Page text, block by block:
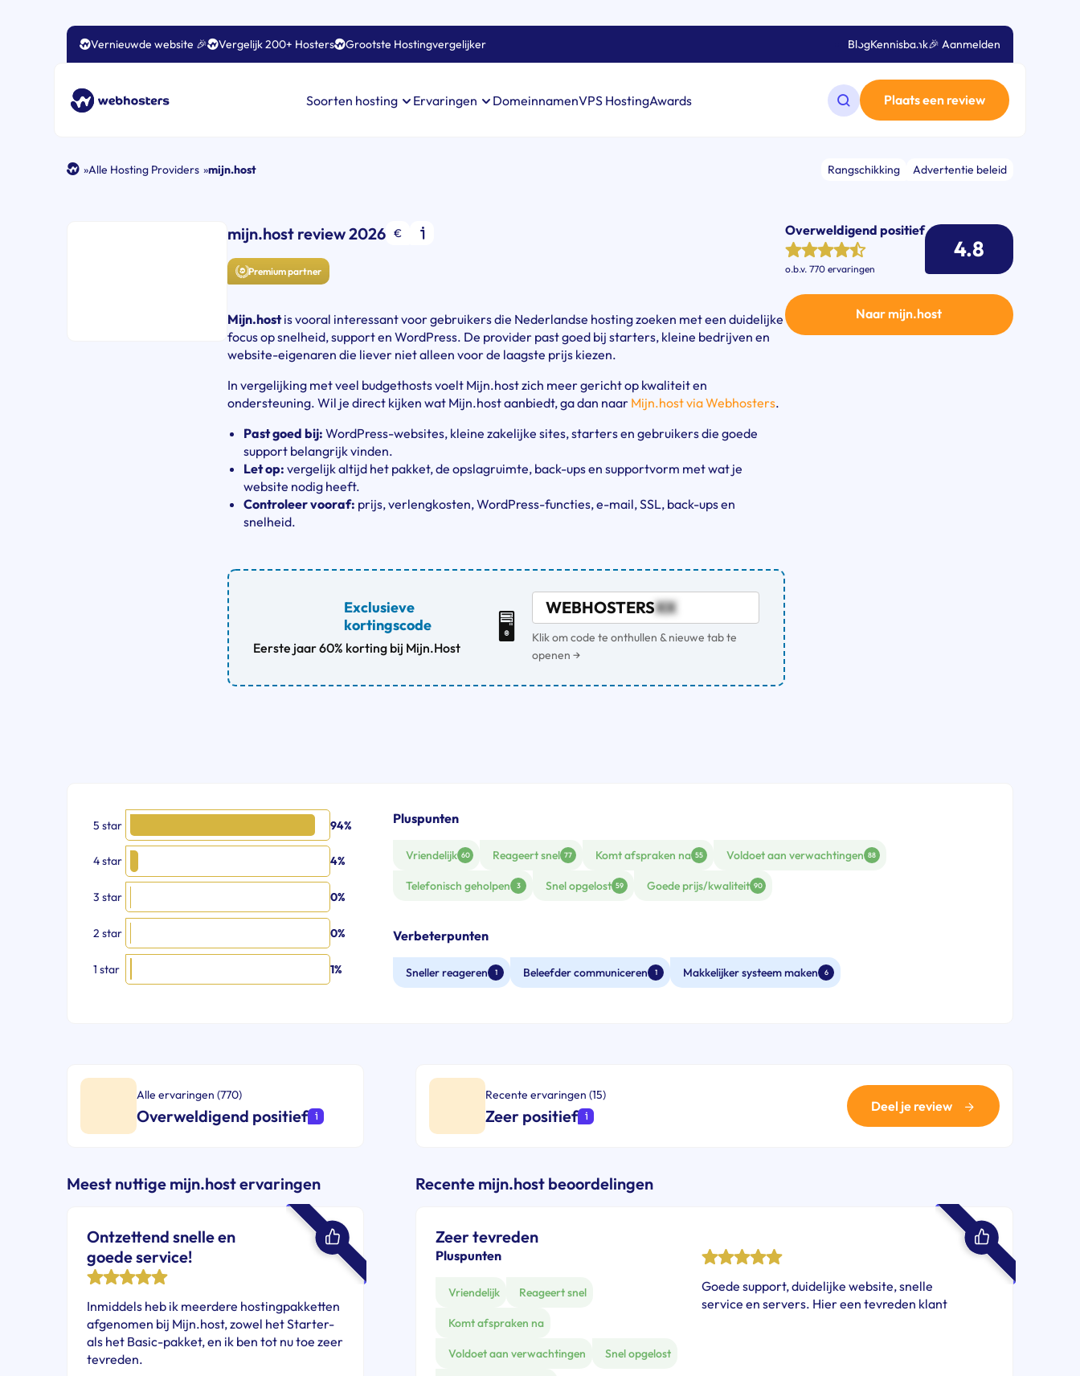
Vernieuwde website 🎉 Vergelijk 200+ Hosters Grootste Hostingvergelijker BlogKennisbank🎉 Aanmelden
Soorten hosting Ervaringen DomeinnamenVPS HostingAwards
Zoeken op de website
Plaats een review
»Alle Hosting Providers »mijn.host Rangschikking Advertentie beleid
mijn.host review 2026 €
Premium partner
Mijn.hostis vooral interessant voor gebruikers die Nederlandse hosting zoeken met een duidelijke
focus op snelheid, support en WordPress. De provider past goed bij starters, kleine bedrijven en
website-eigenaren die liever niet alleen voor de laagste prijs kiezen.
In vergelijking met veel budgethosts voelt Mijn.host zich meer gericht op kwaliteit en
ondersteuning. Wil je direct kijken wat Mijn.host aanbiedt, ga dan naar Mijn.host via Webhosters.
Past goed bij: WordPress-websites, kleine zakelijke sites, starters en gebruikers die goede
support belangrijk vinden.
Let op: vergelijk altijd het pakket, de opslagruimte, back-ups en supportvorm met wat je
website nodig heeft.
Controleer vooraf: prijs, verlengkosten, WordPress-functies, e-mail, SSL, back-ups en
snelheid.
Exclusieve
kortingscode
Eerste jaar 60% korting bij Mijn.Host
🖥️
WEBHOSTERSXX
Klik om code te onthullen & nieuwe tab te
openen →
Overweldigend positief
o.b.v. 770 ervaringen
4.8
Naar mijn.host
5 star 94%
4 star 4%
3 star 0%
2 star 0%
1 star 1%
Pluspunten
Vriendelijk 60 Reageert snel 77 Komt afspraken na 55 Voldoet aan verwachtingen 88
Telefonisch geholpen 3 Snel opgelost 59 Goede prijs/kwaliteit 90
Verbeterpunten
Sneller reageren 1 Beleefder communiceren 1 Makkelijker systeem maken 6
Alle ervaringen (770)
Overweldigend positief
Meest nuttige mijn.host ervaringen
Ontzettend snelle en
goede service!
Inmiddels heb ik meerdere hostingpakketten
afgenomen bij Mijn.host, zowel het Starter-
als het Basic-pakket, en ik ben tot nu toe zeer
tevreden.
Recente ervaringen (15)
Zeer positief
Deel je review
Recente mijn.host beoordelingen
Zeer tevreden
Goede support, duidelijke website, snelle
service en servers. Hier een tevreden klant
Pluspunten
Vriendelijk Reageert snel
Komt afspraken na
Voldoet aan verwachtingen Snel opgelost